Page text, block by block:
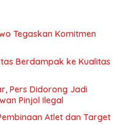
Tegaskan Komitmen
Berdampak ke Kualitas
Pers Didorong Jadi
Pinjol Ilegal
Atlet dan Target